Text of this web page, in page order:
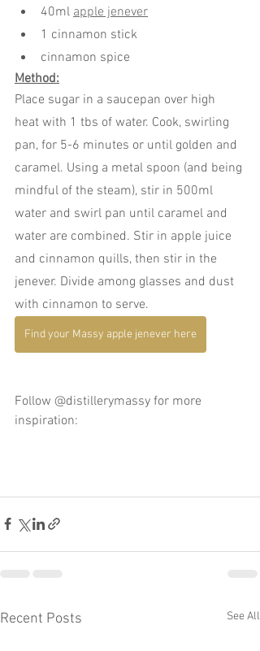
40ml apple jenever
1 cinnamon stick
cinnamon spice
Method:
Place sugar in a saucepan over high
heat with 1 tbs of water. Cook, swirling
pan, for 5-6 minutes or until golden and
caramel. Using a metal spoon (and being
mindful of the steam), stir in 500ml
water and swirl pan until caramel and
water are combined. Stir in apple juice
and cinnamon quills, then stir in the
jenever. Divide among glasses and dust
with cinnamon to serve.
Find your Massy apple jenever here
Follow @distillerymassy for more
inspiration:
Recent Posts See All